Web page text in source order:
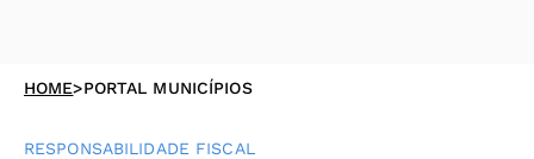
HOME>PORTAL MUNICÍPIOS
RESPONSABILIDADE FISCAL